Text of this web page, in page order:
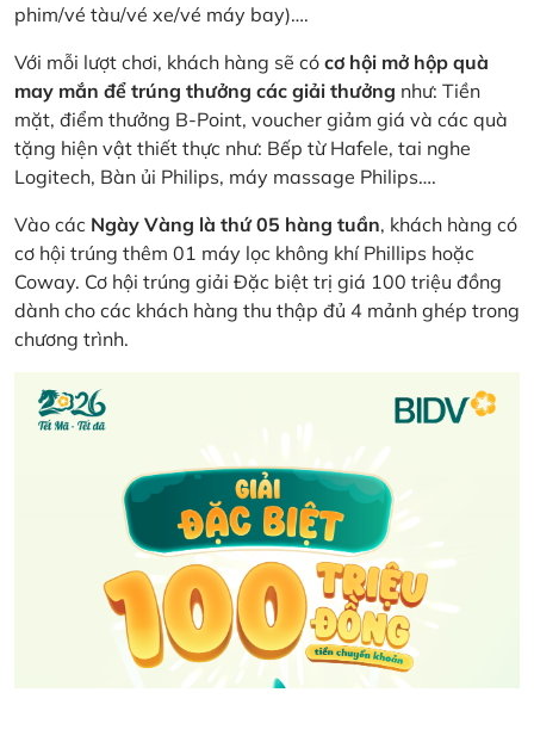
phim/vé tàu/vé xe/vé máy bay)….
Với mỗi lượt chơi, khách hàng sẽ có cơ hội mở hộp quà
may mắn để trúng thưởng các giải thưởng như: Tiền
mặt, điểm thưởng B-Point, voucher giảm giá và các quà
tặng hiện vật thiết thực như: Bếp từ Hafele, tai nghe
Logitech, Bàn ủi Philips, máy massage Philips….
Vào các Ngày Vàng là thứ 05 hàng tuần, khách hàng có
cơ hội trúng thêm 01 máy lọc không khí Phillips hoặc
Coway. Cơ hội trúng giải Đặc biệt trị giá 100 triệu đồng
dành cho các khách hàng thu thập đủ 4 mảnh ghép trong
chương trình.